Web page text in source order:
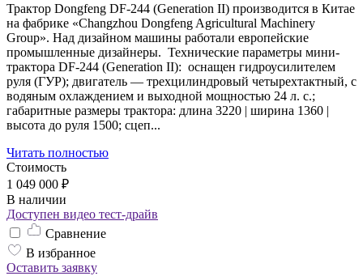
Трактор Dongfeng DF-244 (Generation II) производится в Китае
на фабрике «Changzhou Dongfeng Agricultural Machinery
Group». Над дизайном машины работали европейские
промышленные дизайнеры. Технические параметры мини-
трактора DF-244 (Generation II): оснащен гидроусилителем
руля (ГУР); двигатель — трехцилиндровый четырехтактный, с
водяным охлаждением и выходной мощностью 24 л. с.;
габаритные размеры трактора: длина 3220 | ширина 1360 |
высота до руля 1500; сцеп...
Читать полностью
Стоимость
1 049 000 ₽
В наличии
Доступен видео тест-драйв
Сравнение
В избранное
Оставить заявку